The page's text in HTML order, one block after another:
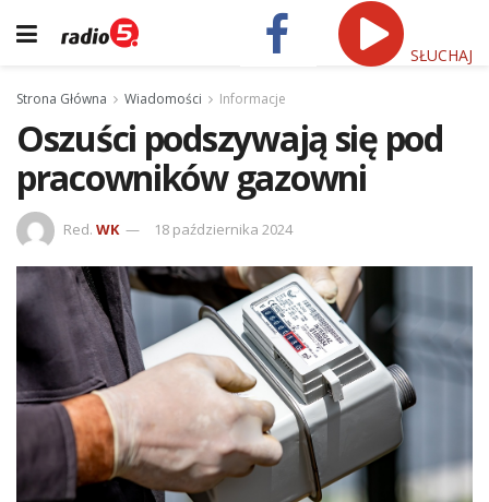
SŁUCHAJ
Strona Główna Wiadomości Informacje
Oszuści podszywają się pod
pracowników gazowni
Red. WK 18 października 2024